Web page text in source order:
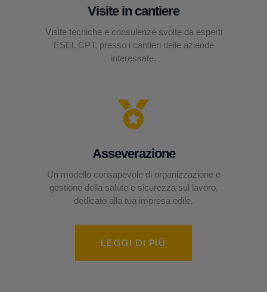
Visite in cantiere
Visite tecniche e consulenze svolte da esperti
ESEL CPT, presso i cantieri delle aziende
interessate.
Asseverazione
Un modello consapevole di organizzazione e
gestione della salute e sicurezza sul lavoro,
dedicato alla tua impresa edile.
LEGGI DI PIÙ